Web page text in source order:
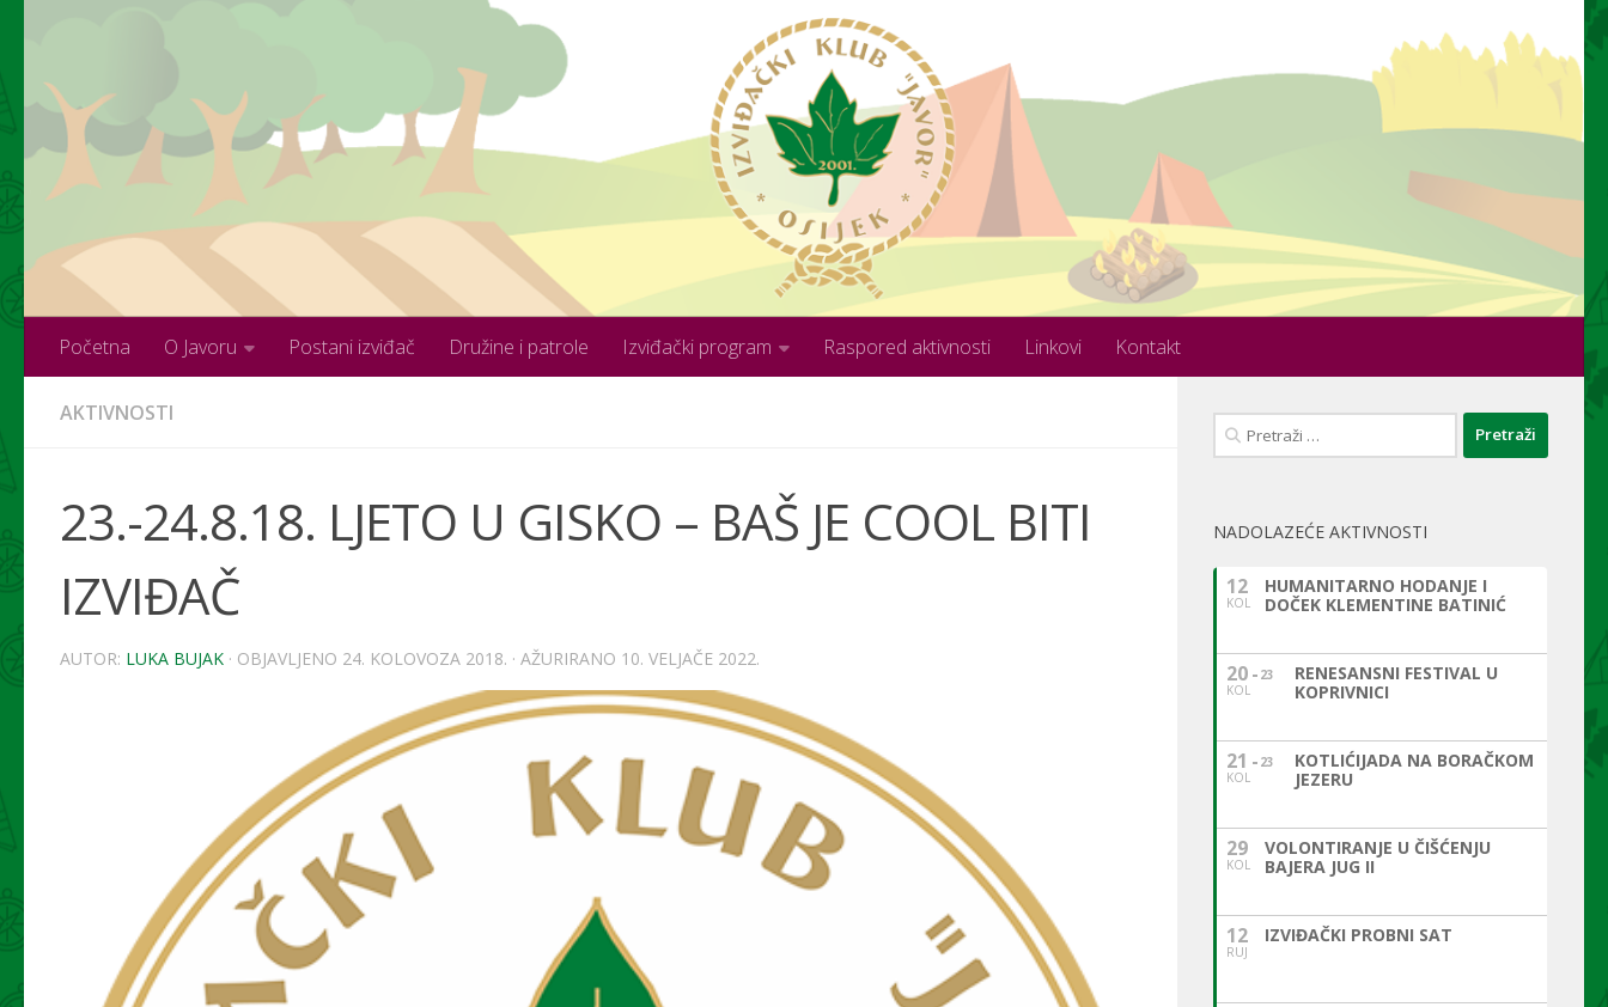
Početna O Javoru Postani izviđač Družine i patrole Izviđački program Raspored aktivnosti Linkovi Kontakt
AKTIVNOSTI
23.-24.8.18. LJETO U GISKO – BAŠ JE COOL BITI
IZVIĐAČ
AUTOR: LUKA BUJAK · OBJAVLJENO 24. KOLOVOZA 2018. · AŽURIRANO 10. VELJAČE 2022.
Pretraži:
NADOLAZEĆE AKTIVNOSTI
12
KOL
HUMANITARNO HODANJE I
DOČEK KLEMENTINE BATINIĆ
20
KOL
23
RENESANSNI FESTIVAL U
KOPRIVNICI
21
KOL
23
KOTLIĆIJADA NA BORAČKOM
JEZERU
29
KOL
VOLONTIRANJE U ČIŠĆENJU
BAJERA JUG II
12
RUJ
IZVIĐAČKI PROBNI SAT